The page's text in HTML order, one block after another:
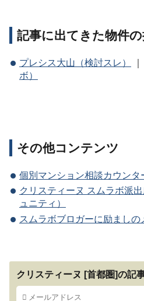
記事に出てきた物件
プレシス大山（検討スレ） ｜
ボ）
その他コンテンツ
個別マンション相談カウンタ
クリスティーヌ スムラボ派
ュニティ）
スムラボブロガーに励ましの
クリスティーヌ [首都圏]の記